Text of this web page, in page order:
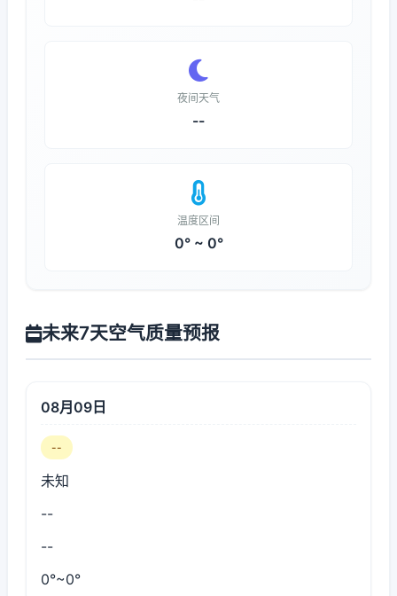
夜间天气
--
温度区间
0° ~ 0°
未来7天空气质量预报
08月09日
--
未知
--
--
0°~0°